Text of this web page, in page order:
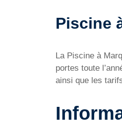
Piscine
La Piscine à
portes toute
ainsi que les